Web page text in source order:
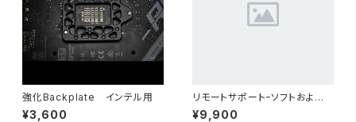
強化Backplate インテル用
¥3,600
リモートサポートｰソフトおよび
対策
¥9,900